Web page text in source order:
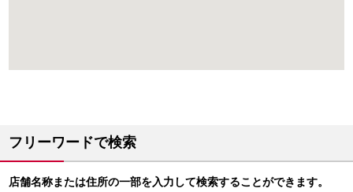
フリーワードで検索
店舗名称または住所の一部を入力して検索することができます。